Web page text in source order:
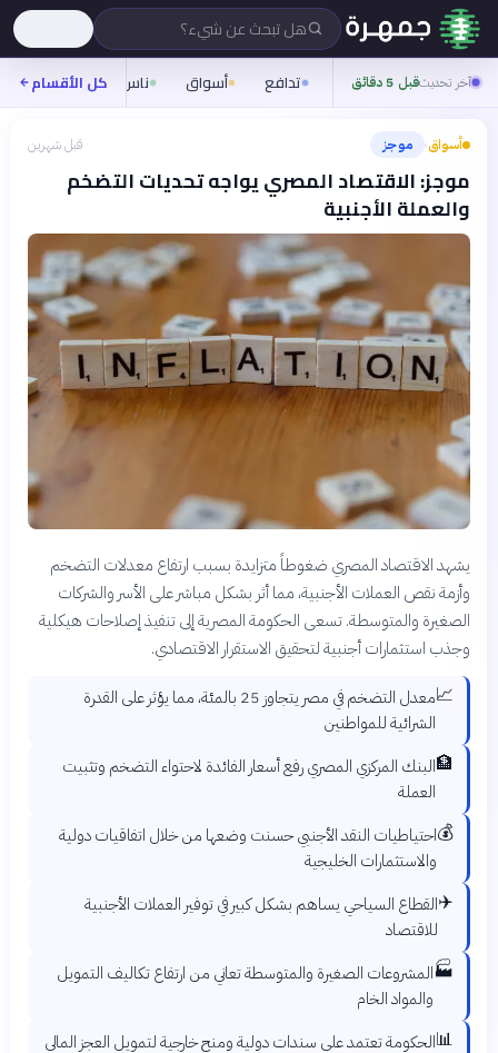
هل تبحث عن شيء؟
آخر تحديثقبل 5 دقائق تدافع أسواق ناس روح
كل الأقسام
أسواق› موجز قبل شهرين
موجز: الاقتصاد المصري يواجه تحديات التضخم
والعملة الأجنبية
يشهد الاقتصاد المصري ضغوطاً متزايدة بسبب ارتفاع معدلات التضخم
وأزمة نقص العملات الأجنبية، مما أثر بشكل مباشر على الأسر والشركات
الصغيرة والمتوسطة. تسعى الحكومة المصرية إلى تنفيذ إصلاحات هيكلية
وجذب استثمارات أجنبية لتحقيق الاستقرار الاقتصادي.
📈
معدل التضخم في مصر يتجاوز 25 بالمئة، مما يؤثر على القدرة
الشرائية للمواطنين
🏦البنك المركزي المصري رفع أسعار الفائدة لاحتواء التضخم وتثبيت
العملة
💰احتياطيات النقد الأجنبي حسنت وضعها من خلال اتفاقيات دولية
والاستثمارات الخليجية
✈️القطاع السياحي يساهم بشكل كبير في توفير العملات الأجنبية
للاقتصاد
🏭المشروعات الصغيرة والمتوسطة تعاني من ارتفاع تكاليف التمويل
والمواد الخام
📊الحكومة تعتمد على سندات دولية ومنح خارجية لتمويل العجز المالي